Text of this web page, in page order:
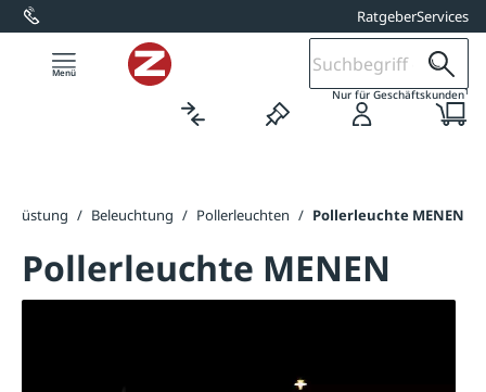
springen RatgeberServices
Nur für Geschäftskunden1
/ Beleuchtung / Pollerleuchten / Pollerleuchte MENEN
Pollerleuchte MENEN